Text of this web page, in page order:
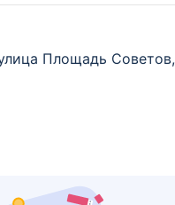
Площадь Советов,